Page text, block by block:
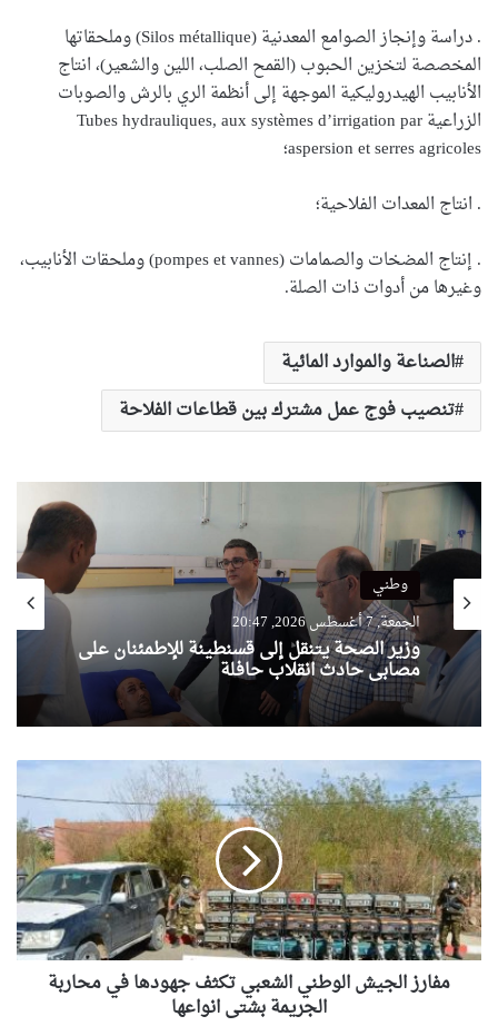
. دراسة وإنجاز الصوامع المعدنية (Silos métallique) وملحقاتها
المخصصة لتخزين الحبوب (القمح الصلب، اللين والشعير)، انتاج
الأنابيب الهيدروليكية الموجهة إلى أنظمة الري بالرش والصوبات
الزراعية Tubes hydrauliques, aux systèmes d’irrigation par
aspersion et serres agricoles؛
. انتاج المعدات الفلاحية؛
. إنتاج المضخات والصمامات (pompes et vannes) وملحقات الأنابيب،
وغيرها من أدوات ذات الصلة.
الصناعة والموارد المائية
تنصيب فوج عمل مشترك بين قطاعات الفلاحة
وطني
الجمعة, 7 أغسطس 2026, 20:47
وزير الصحة يتنقل إلى قسنطينة للإطمئنان على
مصابي حادث انقلاب حافلة
م
ف
ا
ر
ز
ا
ل
ج
ي
مفارز الجيش الوطني الشعبي تكثف جهودها في محاربة
الجريمة بشتى انواعها